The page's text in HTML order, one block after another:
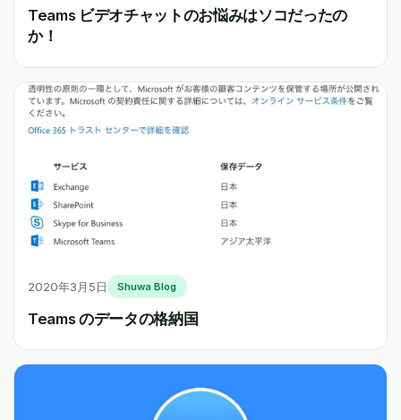
Teams ビデオチャットのお悩みはソコだったの
か！
2020年3月5日 Shuwa Blog
Teams のデータの格納国